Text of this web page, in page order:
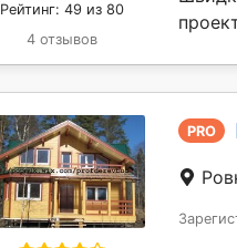
Рейтинг: 49 из 80
4 отзывов
PRO